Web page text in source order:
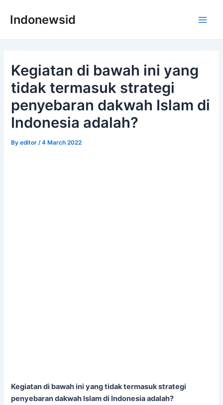
Indonewsid
Kegiatan di bawah ini yang
tidak termasuk strategi
penyebaran dakwah Islam di
Indonesia adalah?
Byeditor /4 March 2022
Kegiatan di bawah ini yang tidak termasuk strategi
penyebaran dakwah Islam di Indonesia adalah?